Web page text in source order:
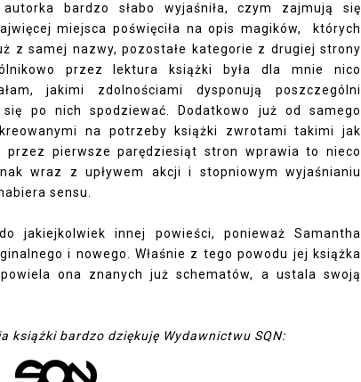
bardzo słabo wyjaśniła, czym zajmują się
miejsca poświęciła na opis magików, których
z samej nazwy, pozostałe kategorie z drugiej strony
przez lektura książki była dla mnie nico
jakimi zdolnościami dysponują poszczególni
po nich spodziewać. Dodatkowo już od samego
na potrzeby książki zwrotami takimi jak
przez pierwsze parędziesiąt stron wprawia to nieco
wraz z upływem akcji i stopniowym wyjaśnianiu
sensu.
jakiejkolwiek innej powieści, ponieważ Samantha
i nowego. Właśnie z tego powodu jej książka
ona znanych już schematów, a ustala swoją
książki bardzo dziękuję Wydawnictwu SQN: